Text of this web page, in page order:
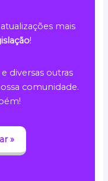
mais
!
diversas outras
comunidade.
»